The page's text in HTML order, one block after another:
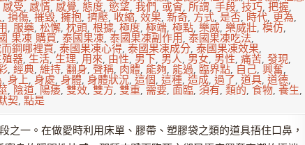
感受, 感情, 感覺, 態度, 慾望,我們,或會,所謂,手段,技巧,把握,
,損傷,摧毀,擁抱,擠壓,收縮,效果,新奇,方式,是否,時代,更為,
,服藥,松懈,枕頭,根據,極度,極端,極點,樂威, 樂威壯,模仿,
果凍 購買,泰國果凍,泰國果凍副作用,泰國果凍吃法,
鋼哪裡買,泰國果凍心得, 泰國果凍成分,泰國果凍效果,
器,生活,生理,用來,由性,男下, 男人,男女, 男性,痛苦, 發現,
, 經典, 維持, 翻身,聲稱,肉體,能夠,能過,臨界點,自己,興奮,
, 身上,身處,身體,身體狀況,這個, 這種,造成,過了,道具,道德,
,陰道,陽痿,雙效,雙方,雙重,需要,面臨,須有,類的,食物,養生,
契,點是
一。在做愛時利用床單、膠帶、塑膠袋之類的道具捂住口鼻，